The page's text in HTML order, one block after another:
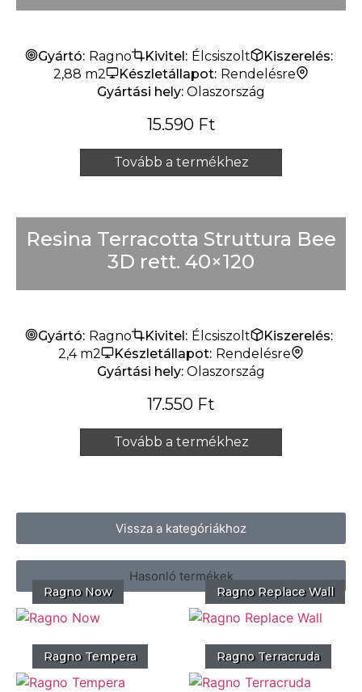
Gyártó: Ragno Kivitel: Élcsiszolt
Kiszerelés:
2,88 m2
Készletállapot: Rendelésre
Gyártási hely: Olaszország
15.590 Ft
Tovább a termékhez
Resina Terracotta Struttura Bee
3D rett. 40×120
Gyártó: Ragno Kivitel: Élcsiszolt
Kiszerelés:
2,4 m2
Készletállapot: Rendelésre
Gyártási hely: Olaszország
17.550 Ft
Tovább a termékhez
Vissza a kategóriákhoz
Hasonló termékek
Ragno Now Ragno Replace Wall
Ragno Tempera Ragno Terracruda